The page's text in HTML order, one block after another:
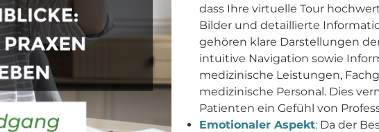
dass Ihre virtuelle Tour
Bilder und detaillierte
gehören klare Darstellungen
intuitive Navigation sowie
medizinische Leistungen,
medizinische Personal. Dies
Patienten ein Gefühl von
Emotionaler Aspekt:Da der